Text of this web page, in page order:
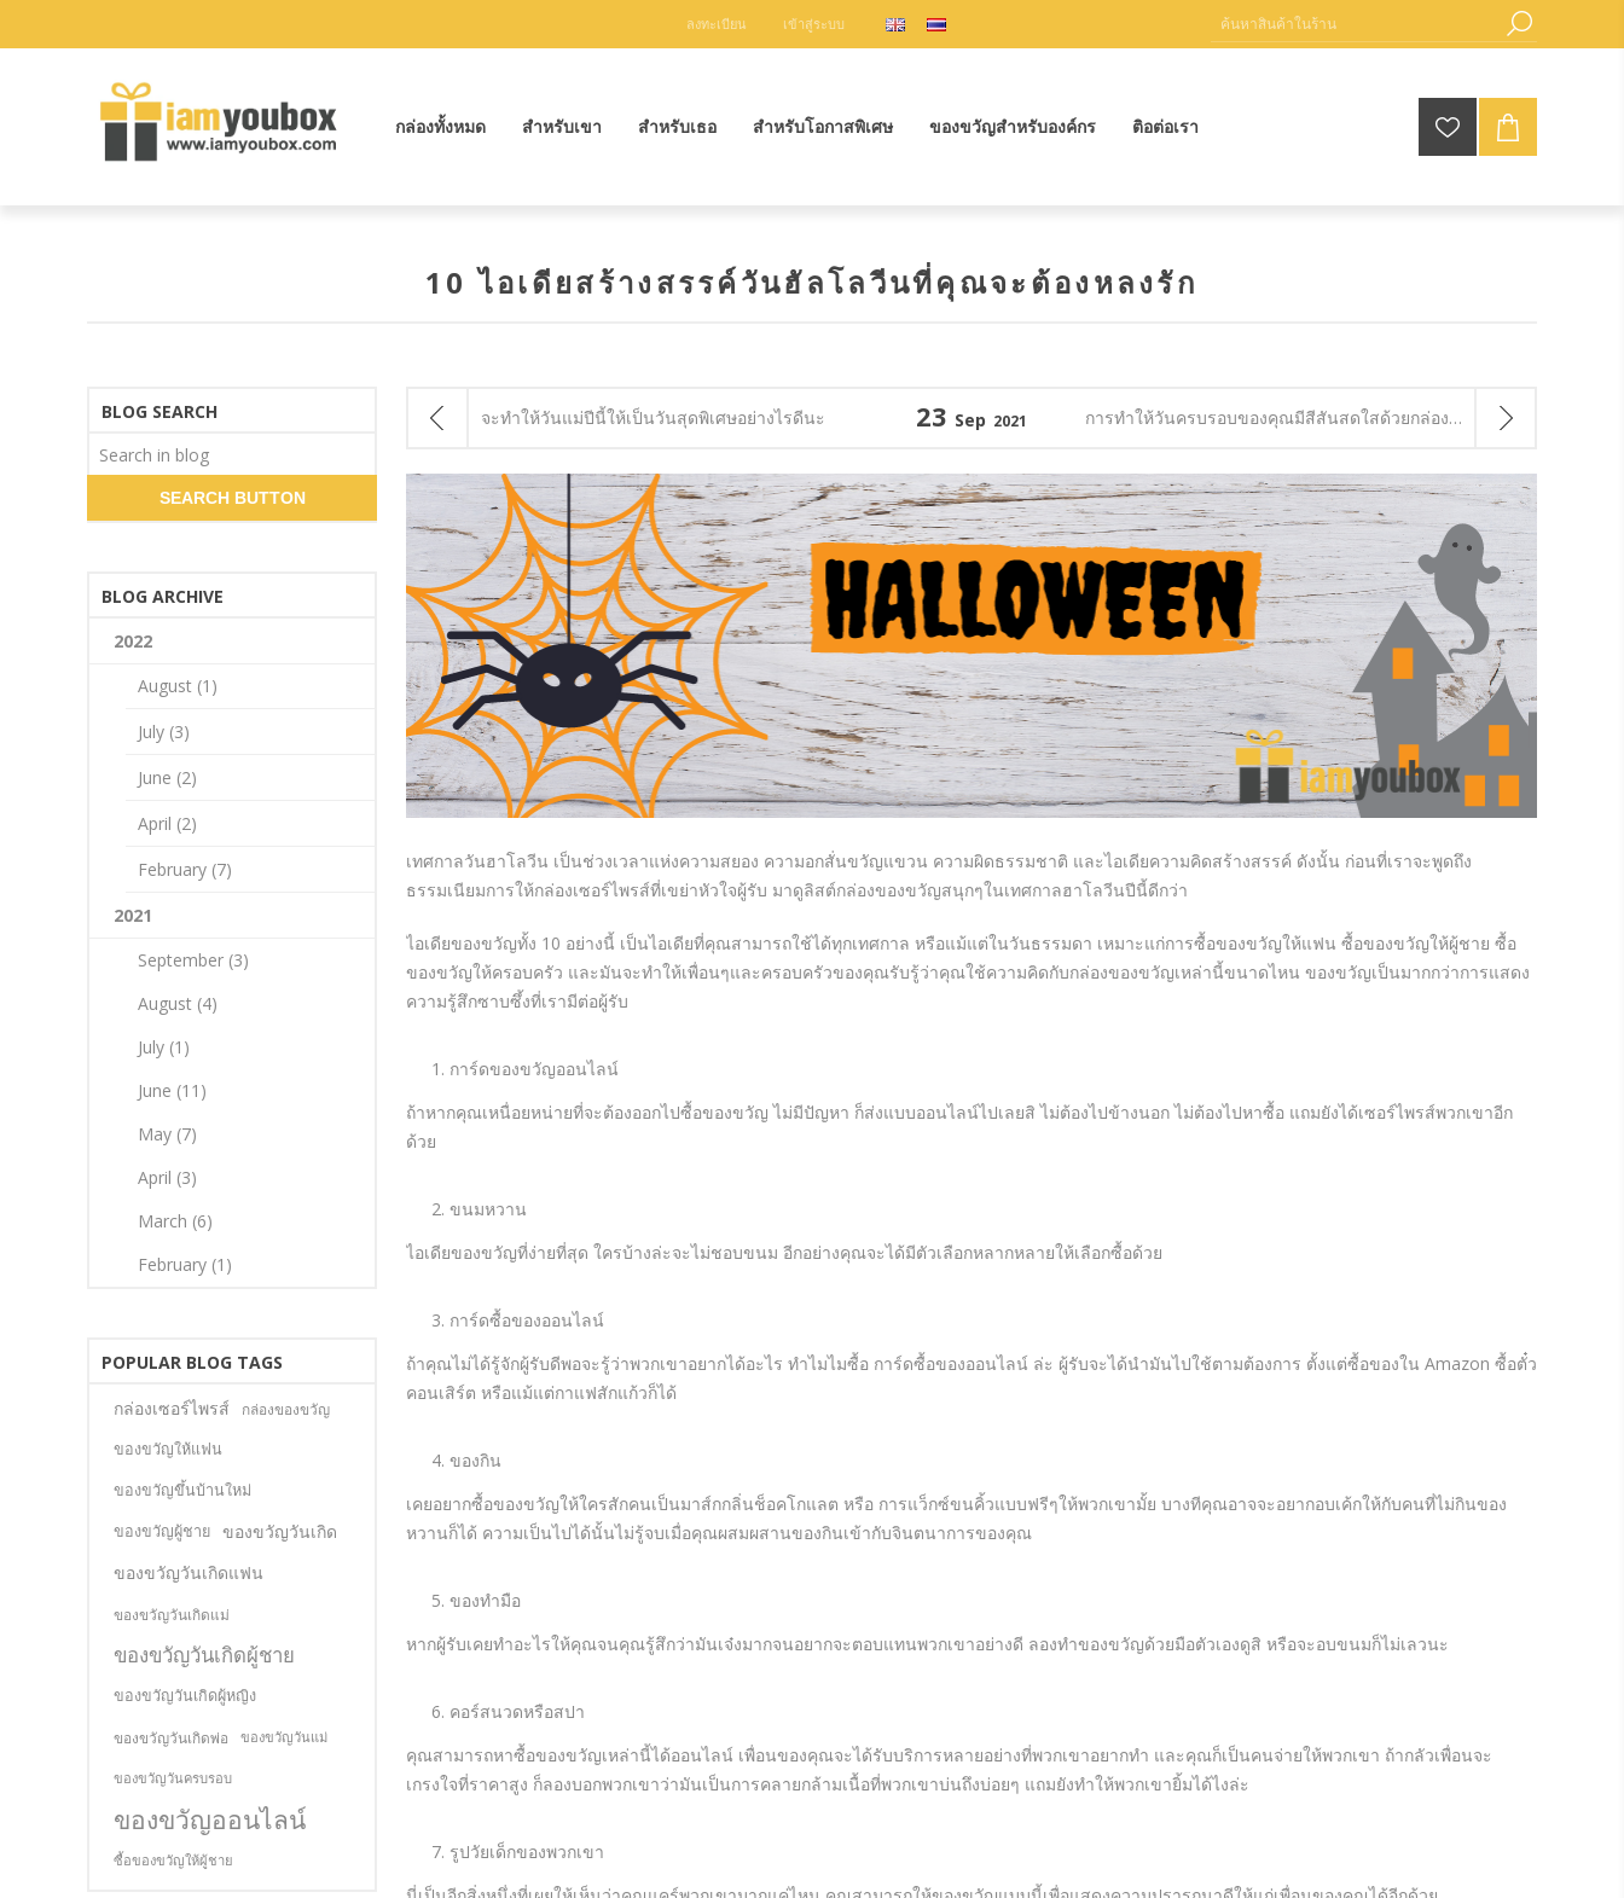
ลงทะเบียน เข้าสู่ระบบ
กล่องทั้งหมด สำหรับเขา สำหรับเธอ สำหรับโอกาสพิเศษ ของขวัญสำหรับองค์กร ติอต่อเรา
จะทำให้วันแม่ปีนี้ให้เป็นวันสุดพิเศษอย่างไรดีนะ การทำให้วันครบรอบของคุณมีสีสันสดใสด้วยกล่องของขวัญ
10 ไอเดียสร้างสรรค์วันฮัลโลวีนที่คุณจะต้องหลงรัก
23 Sep 2021
เทศกาลวันฮาโลวีน เป็นช่วงเวลาแห่งความสยอง ความอกสั่นขวัญแขวน ความผิดธรรมชาติ และไอเดียความคิดสร้างสรรค์ ดังนั้น ก่อนที่เราจะพูดถึง
ธรรมเนียมการให้กล่องเซอร์ไพรส์ที่เขย่าหัวใจผู้รับ มาดูลิสต์กล่องของขวัญสนุกๆในเทศกาลฮาโลวีนปีนี้ดีกว่า
ไอเดียของขวัญทั้ง 10 อย่างนี้ เป็นไอเดียที่คุณสามารถใช้ได้ทุกเทศกาล หรือแม้แต่ในวันธรรมดา เหมาะแก่การซื้อของขวัญให้แฟน ซื้อของขวัญให้ผู้ชาย ซื้อ
ของขวัญให้ครอบครัว และมันจะทำให้เพื่อนๆและครอบครัวของคุณรับรู้ว่าคุณใช้ความคิดกับกล่องของขวัญเหล่านี้ขนาดไหน ของขวัญเป็นมากกว่าการแสดง
ความรู้สึกซาบซึ้งที่เรามีต่อผู้รับ
การ์ดของขวัญออนไลน์
ถ้าหากคุณเหนื่อยหน่ายที่จะต้องออกไปซื้อของขวัญ ไม่มีปัญหา ก็ส่งแบบออนไลน์ไปเลยสิ ไม่ต้องไปข้างนอก ไม่ต้องไปหาซื้อ แถมยังได้เซอร์ไพรส์พวกเขาอีก
ด้วย
ขนมหวาน
ไอเดียของขวัญที่ง่ายที่สุด ใครบ้างล่ะจะไม่ชอบขนม อีกอย่างคุณจะได้มีตัวเลือกหลากหลายให้เลือกซื้อด้วย
การ์ดซื้อของออนไลน์
ถ้าคุณไม่ได้รู้จักผู้รับดีพอจะรู้ว่าพวกเขาอยากได้อะไร ทำไมไมซื้อ การ์ดซื้อของออนไลน์ ล่ะ ผู้รับจะได้นำมันไปใช้ตามต้องการ ตั้งแต่ซื้อของใน Amazon ซื้อตั๋ว
คอนเสิร์ต หรือแม้แต่กาแฟสักแก้วก็ได้
ของกิน
เคยอยากซื้อของขวัญให้ใครสักคนเป็นมาส์กกลิ่นช็อคโกแลต หรือ การแว็กซ์ขนคิ้วแบบฟรีๆให้พวกเขามั้ย บางทีคุณอาจจะอยากอบเค้กให้กับคนที่ไม่กินของ
หวานก็ได้ ความเป็นไปได้นั้นไม่รู้จบเมื่อคุณผสมผสานของกินเข้ากับจินตนาการของคุณ
ของทำมือ
หากผู้รับเคยทำอะไรให้คุณจนคุณรู้สึกว่ามันเจ๋งมากจนอยากจะตอบแทนพวกเขาอย่างดี ลองทำของขวัญด้วยมือตัวเองดูสิ หรือจะอบขนมก็ไม่เลวนะ
คอร์สนวดหรือสปา
คุณสามารถหาซื้อของขวัญเหล่านี้ได้ออนไลน์ เพื่อนของคุณจะได้รับบริการหลายอย่างที่พวกเขาอยากทำ และคุณก็เป็นคนจ่ายให้พวกเขา ถ้ากลัวเพื่อนจะ
เกรงใจที่ราคาสูง ก็ลองบอกพวกเขาว่ามันเป็นการคลายกล้ามเนื้อที่พวกเขาบ่นถึงบ่อยๆ แถมยังทำให้พวกเขายิ้มได้ไงล่ะ
รูปวัยเด็กของพวกเขา
BLOG SEARCH
SEARCH BUTTON
BLOG ARCHIVE
2022
August (1)
July (3)
June (2)
April (2)
February (7)
2021
September (3)
August (4)
July (1)
June (11)
May (7)
April (3)
March (6)
February (1)
POPULAR BLOG TAGS
กล่องเซอร์ไพรส์
กล่องของขวัญ
ของขวัญให้แฟน
ของขวัญขึ้นบ้านใหม่
ของขวัญผู้ชาย ของขวัญวันเกิด
ของขวัญวันเกิดแฟน
ของขวัญวันเกิดแม่
ของขวัญวันเกิดผู้ชาย
ของขวัญวันเกิดผู้หญิง
ของขวัญวันเกิดพ่อ ของขวัญวันแม่
ของขวัญวันครบรอบ
ของขวัญออนไลน์
ซื้อของขวัญให้ผู้ชาย